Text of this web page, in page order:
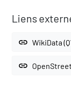
Liens
link WikiData
link